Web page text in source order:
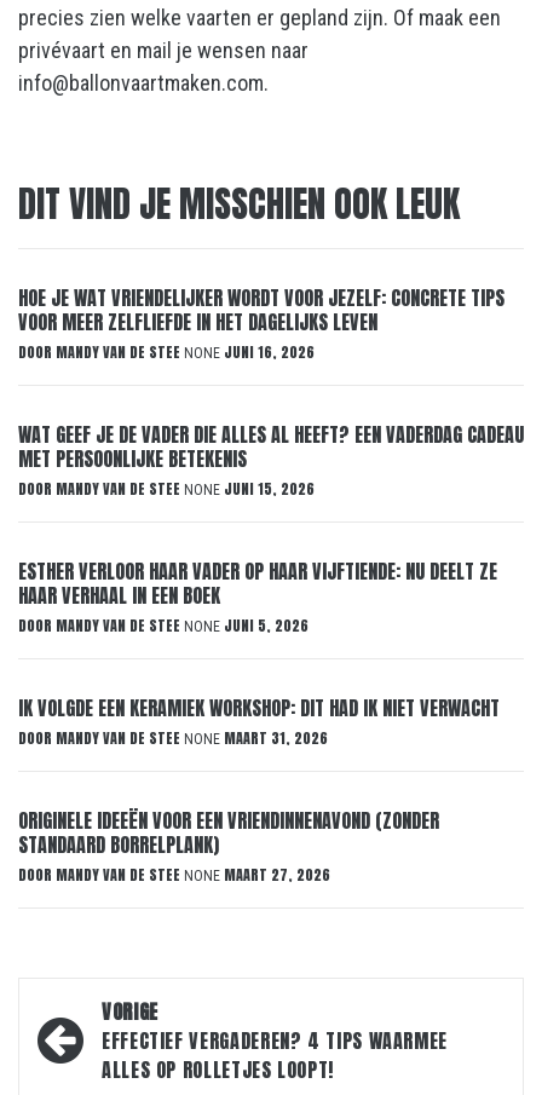
precies zien welke vaarten er gepland zijn. Of maak een
privévaart en mail je wensen naar
info@ballonvaartmaken.com.
DIT VIND JE MISSCHIEN OOK LEUK
HOE JE WAT VRIENDELIJKER WORDT VOOR JEZELF: CONCRETE TIPS
VOOR MEER ZELFLIEFDE IN HET DAGELIJKS LEVEN
DOOR MANDY VAN DE STEE NONE JUNI 16, 2026
WAT GEEF JE DE VADER DIE ALLES AL HEEFT? EEN VADERDAG CADEAU
MET PERSOONLIJKE BETEKENIS
DOOR MANDY VAN DE STEE NONE JUNI 15, 2026
ESTHER VERLOOR HAAR VADER OP HAAR VIJFTIENDE: NU DEELT ZE
HAAR VERHAAL IN EEN BOEK
DOOR MANDY VAN DE STEE NONE JUNI 5, 2026
IK VOLGDE EEN KERAMIEK WORKSHOP: DIT HAD IK NIET VERWACHT
DOOR MANDY VAN DE STEE NONE MAART 31, 2026
ORIGINELE IDEEËN VOOR EEN VRIENDINNENAVOND (ZONDER
STANDAARD BORRELPLANK)
DOOR MANDY VAN DE STEE NONE MAART 27, 2026
Bericht
navigatie
VORIGE
EFFECTIEF VERGADEREN? 4 TIPS WAARMEE
ALLES OP ROLLETJES LOOPT!